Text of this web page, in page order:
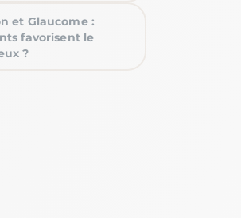
en garantissant la conformité avec
et Glaucome :
favorisent le
?